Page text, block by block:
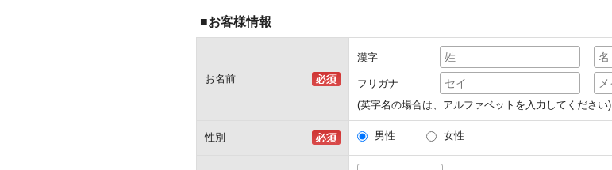
■お客様情報
お名前
漢字
フリガナ
(英字名の場合は、アルファベットを入力してください)
性別 男性 女性